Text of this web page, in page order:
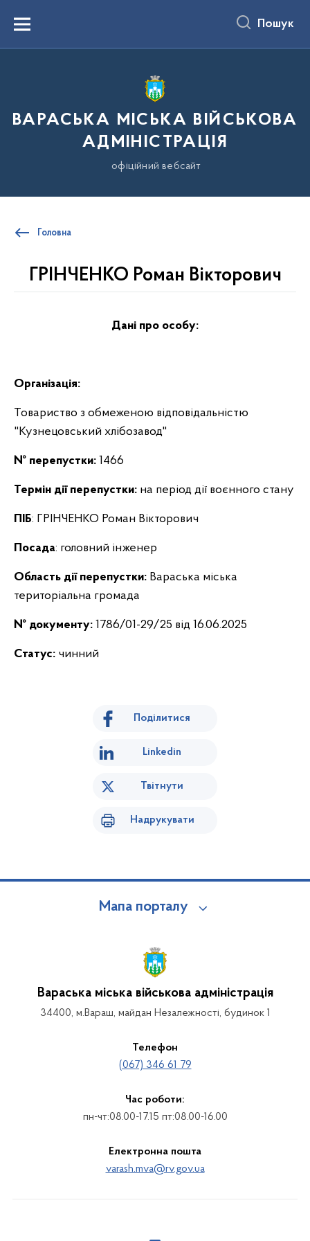
вмістуMenu Пошук
ВАРАСЬКА МІСЬКА ВІЙСЬКОВА
АДМІНІСТРАЦІЯ
офіційний вебсайт
Головна
ГРІНЧЕНКО Роман Вікторович
Дані про особу:
Організація:
Товариство з обмеженою відповідальністю
"Кузнецовський хлібозавод"
№ перепустки: 1466
Термін дії перепустки: на період дії воєнного стану
ПІБ: ГРІНЧЕНКО Роман Вікторович
Посада: головний інженер
Область дії перепустки: Вараська міська
територіальна громада
№ документу: 1786/01-29/25 від 16.06.2025
Статус: чинний
Поділитися
Linkedin
Твітнути
Надрукувати
Мапа порталу
Вараська міська військова адміністрація
34400, м.Вараш, майдан Незалежності, будинок 1
Телефон
(067) 346 61 79
Час роботи:
пн-чт:08.00-17.15 пт:08.00-16.00
Електронна пошта
varash.mva@rv.gov.ua